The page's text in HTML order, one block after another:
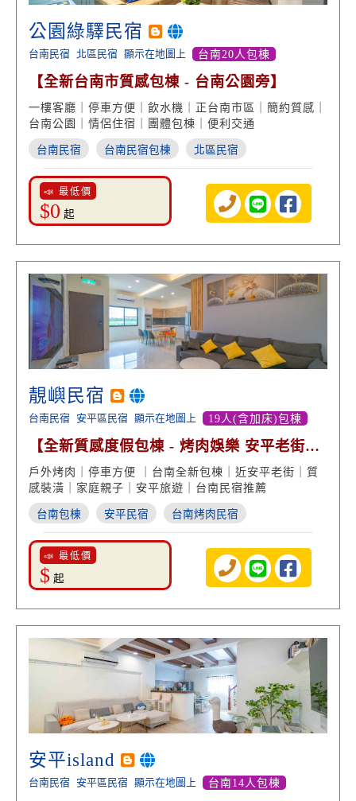
公園綠驛民宿
台南民宿 北區民宿 顯示在地圖上 台南20人包棟
【全新台南市質感包棟 - 台南公園旁】
一樓客廳｜停車方便｜飲水機｜正台南市區｜簡約質感｜
台南公園｜情侶住宿｜團體包棟｜便利交通
台南民宿 台南民宿包棟 北區民宿
📣 最低價
$0 起
靚嶼民宿
台南民宿 安平區民宿 顯示在地圖上 19人(含加床)包棟
【全新質感度假包棟 - 烤肉娛樂 安平老街美
食】
戶外烤肉｜停車方便 ｜台南全新包棟｜近安平老街｜質
感裝潢｜家庭親子｜安平旅遊｜台南民宿推薦
台南包棟 安平民宿 台南烤肉民宿
📣 最低價
$ 起
安平island
台南民宿 安平區民宿 顯示在地圖上 台南14人包棟